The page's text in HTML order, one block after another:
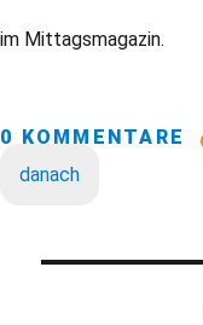
im Mittagsmagazin.
0 KOMMENTARE
danach